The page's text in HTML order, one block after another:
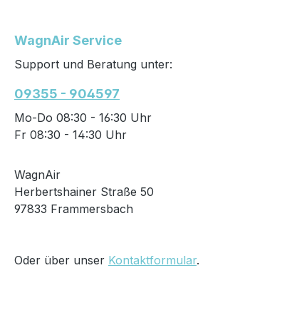
WagnAir Service
Support und Beratung unter:
09355 - 904597
Mo-Do 08:30 - 16:30 Uhr
Fr 08:30 - 14:30 Uhr
WagnAir
Herbertshainer Straße 50
97833 Frammersbach
Oder über unser Kontaktformular.